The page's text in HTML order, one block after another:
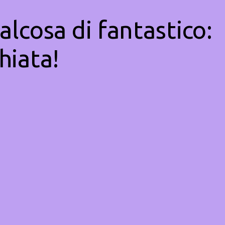
di fantastico: